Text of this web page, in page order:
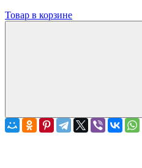
Товар в корзине